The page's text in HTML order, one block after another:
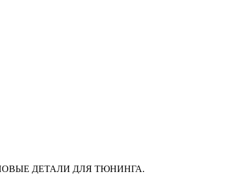
НОВЫЕ ДЕТАЛИ ДЛЯ ТЮНИНГА.